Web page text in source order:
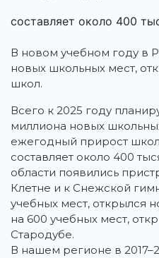
составляет около 400
В новом учебном году в
новых школьных мест,
школ.
Всего к 2025 году
миллиона новых
ежегодный прирост
составляет около 400
области появились
Клетне и к Снежской
учебных мест, открылся
на 600 учебных мест,
Стародубе.
В нашем регионе в